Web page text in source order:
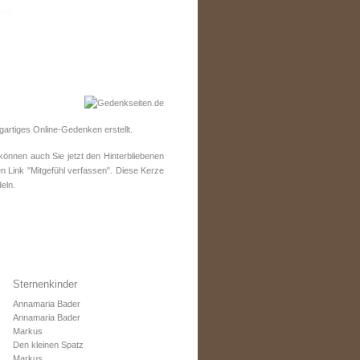
Online-Gedenken erstellt.
auch Sie jetzt den Hinterbliebenen
Link "Mitgefühl verfassen". Diese Kerze
Sternenkinder
Annamaria Bader
Annamaria Bader
Markus
Den kleinen Spatz